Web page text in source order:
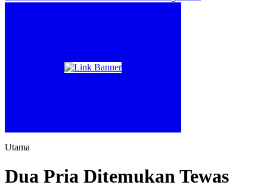
Utama
Dua Pria Ditemukan Tewas